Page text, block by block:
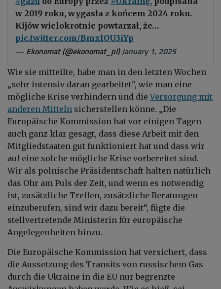
w 2019 roku, wygasła z końcem 2024 roku.
Kijów wielokrotnie powtarzał, że…
pic.twitter.com/BmxlQU3iYp
— Ekonomat (@ekonomat_pl)January 1, 2025
Wie sie mitteilte, habe man in den letzten Wochen
„sehr intensiv daran gearbeitet", wie man eine
mögliche Krise verhindern und dieVersorgung mit
anderen Mitteln sicherstellen könne. „Die
Europäische Kommission hat vor einigen Tagen
auch ganz klar gesagt, dass diese Arbeit mit den
Mitgliedstaaten gut funktioniert hat und dass wir
auf eine solche mögliche Krise vorbereitet sind.
Wir als polnische Präsidentschaft halten natürlich
das Ohr am Puls der Zeit, und wenn es notwendig
ist, zusätzliche Treffen, zusätzliche Beratungen
einzuberufen, sind wir dazu bereit“, fügte die
stellvertretende Ministerin für europäische
Angelegenheiten hinzu.
Die Europäische Kommission hat versichert, dass
die Aussetzung des Transits von russischem Gas
durch die Ukraine in die EU nur begrenzte